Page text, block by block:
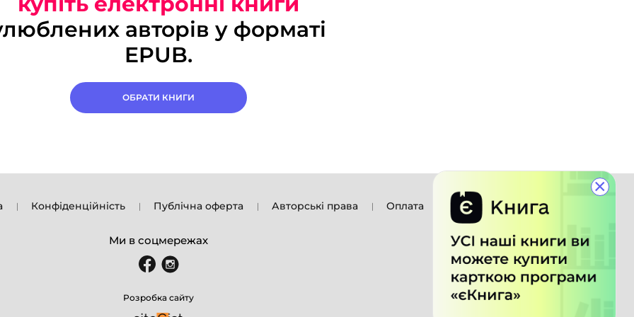
×
авторів у форматі
EPUB.
ОБРАТИ КНИГИ
Конфіденційність Публічна оферта Авторські права Оплата
Ми в соцмережах
Розробка сайту